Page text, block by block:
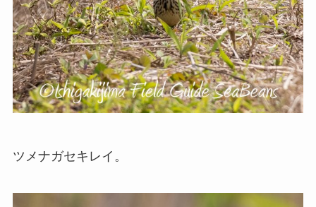
ツメナガセキレイ。